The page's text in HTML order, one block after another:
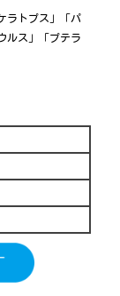
ラトプス」「パ
ルス」「プテラ